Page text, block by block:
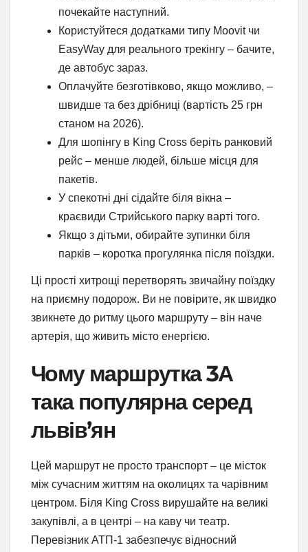
почекайте наступний.
Користуйтеся додатками типу Moovit чи
EasyWay для реального трекінгу – бачите,
де автобус зараз.
Оплачуйте безготівково, якщо можливо, –
швидше та без дрібниці (вартість 25 грн
станом на 2026).
Для шопінгу в King Cross беріть ранковий
рейс – менше людей, більше місця для
пакетів.
У спекотні дні сідайте біля вікна –
краєвиди Стрийського парку варті того.
Якщо з дітьми, обирайте зупинки біля
парків – коротка прогулянка після поїздки.
Ці прості хитрощі перетворять звичайну поїздку
на приємну подорож. Ви не повірите, як швидко
звикнете до ритму цього маршруту – він наче
артерія, що живить місто енергією.
Чому маршрутка 3А
така популярна серед
львів’ян
Цей маршрут не просто транспорт – це місток
між сучасним життям на околицях та чарівним
центром. Біля King Cross вирушайте на великі
закупівлі, а в центрі – на каву чи театр.
Перевізник АТП-1 забезпечує відносний